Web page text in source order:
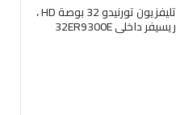
تليفزيون تورنيدو 32 بوصة HD ،
ريسيفر داخلي 32ER9300E